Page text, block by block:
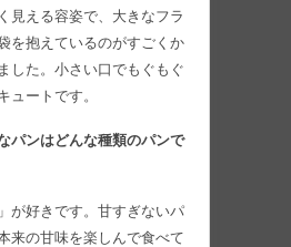
見える容姿で、大きなフラ
を抱えているのがすごくか
した。小さい口でもぐもぐ
ュートです。
パンはどんな種類のパンで
が好きです。甘すぎないパ
来の甘味を楽しんで食べて